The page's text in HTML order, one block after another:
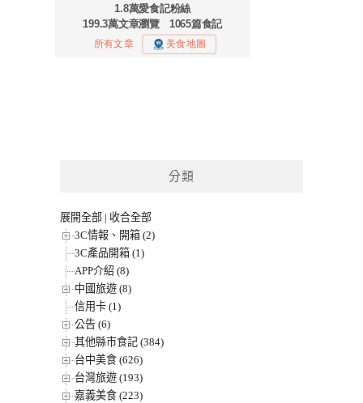
分類
展開全部 | 收合全部
3C情報、開箱 (2)
3C產品開箱 (1)
APP介紹 (8)
中國旅遊 (8)
信用卡 (1)
公告 (6)
其他縣市食記 (384)
台中美食 (626)
台灣旅遊 (193)
嘉義美食 (223)